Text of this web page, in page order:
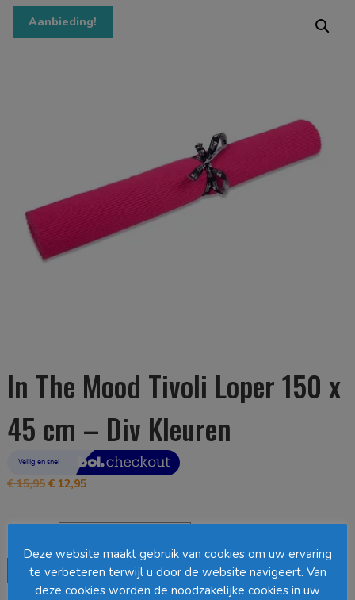
Aanbieding!
In The Mood Tivoli Loper 150 x
45 cm – Div Kleuren
€15,95 Oorspronkelijke
€12,95Huidige
The
Toevoegen aan winkelwagen
Deze website maakt gebruik van cookies om uw ervaring
te verbeteren terwijl u door de website navigeert. Van
deze cookies worden de noodzakelijke cookies in uw